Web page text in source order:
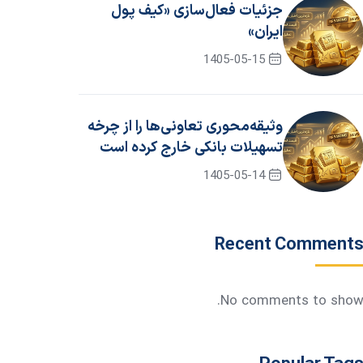
جزئیات فعال‌سازی «کیف پول
ایران»
1405-05-15
وثیقه‌محوری تعاونی‌ها را از چرخه
تسهیلات بانکی خارج کرده است
1405-05-14
Recent Comments
No comments to show.